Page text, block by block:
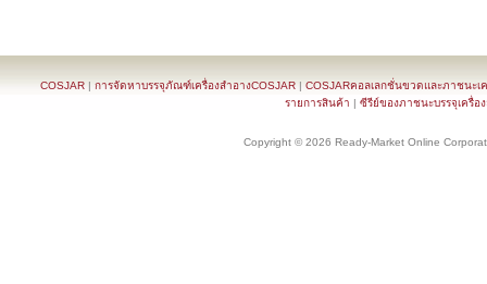
COSJAR | การจัดหาบรรจุภัณฑ์เครื่องสำอางCOSJAR | COSJARคอลเลกชั่นขวดและภาชนะเ
รายการสินค้า | ซีรีย์ของภาชนะบรรจุเครื่อ
Copyright © 2026 Ready-Market Online